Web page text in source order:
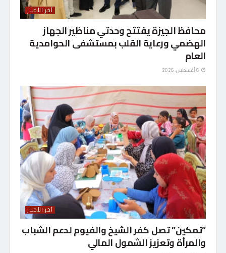
آخر الأخبار
محافظ الجيزة يفتتح وحدتي مناظير الجهاز
الهضمي ورعاية القلب بمستشفى الحوامدية
العام
آخر الأخبار
“تمكين” تصل كفر الشيخ والفيوم لدعم الشباب
والمرأة وتعزيز الشمول المالي